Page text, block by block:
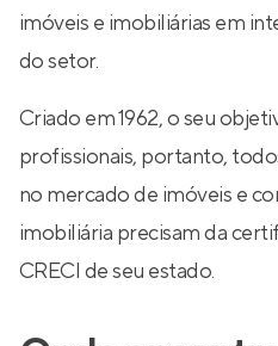
imóveis e imobiliárias em
do setor.
Criado em 1962, o seu
profissionais, portanto,
no mercado de imóveis e
imobiliária precisam da
CRECI de seu estado.